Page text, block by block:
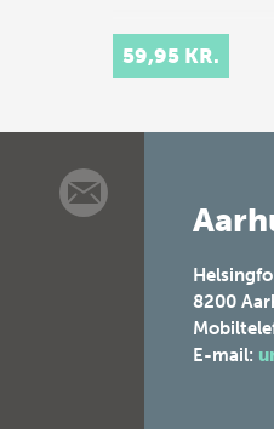
59,95 KR.
8200
E-mail: